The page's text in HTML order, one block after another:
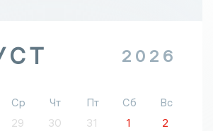
2026
Ср Чт Пт Сб
Вс
29 30 31 1
2